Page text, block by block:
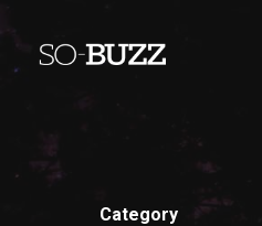
Category